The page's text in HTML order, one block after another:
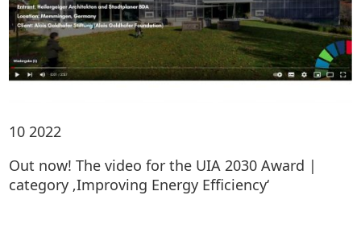
10 2022
Out now! The video for the UIA 2030 Award |
category ‚Improving Energy Efficiency‘